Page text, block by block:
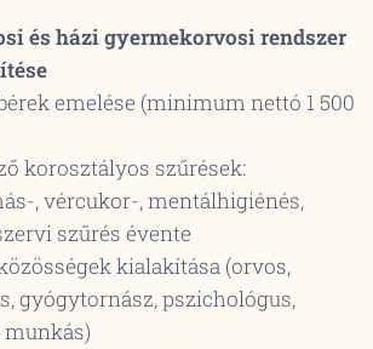
és házi gyermekorvosi rendszer
emelése (minimum nettó 1 500
korosztályos szűrések:
, vércukor-, mentálhigiénés,
szűrés évente
kialakítása (orvos,
gyógytornász, pszichológus,